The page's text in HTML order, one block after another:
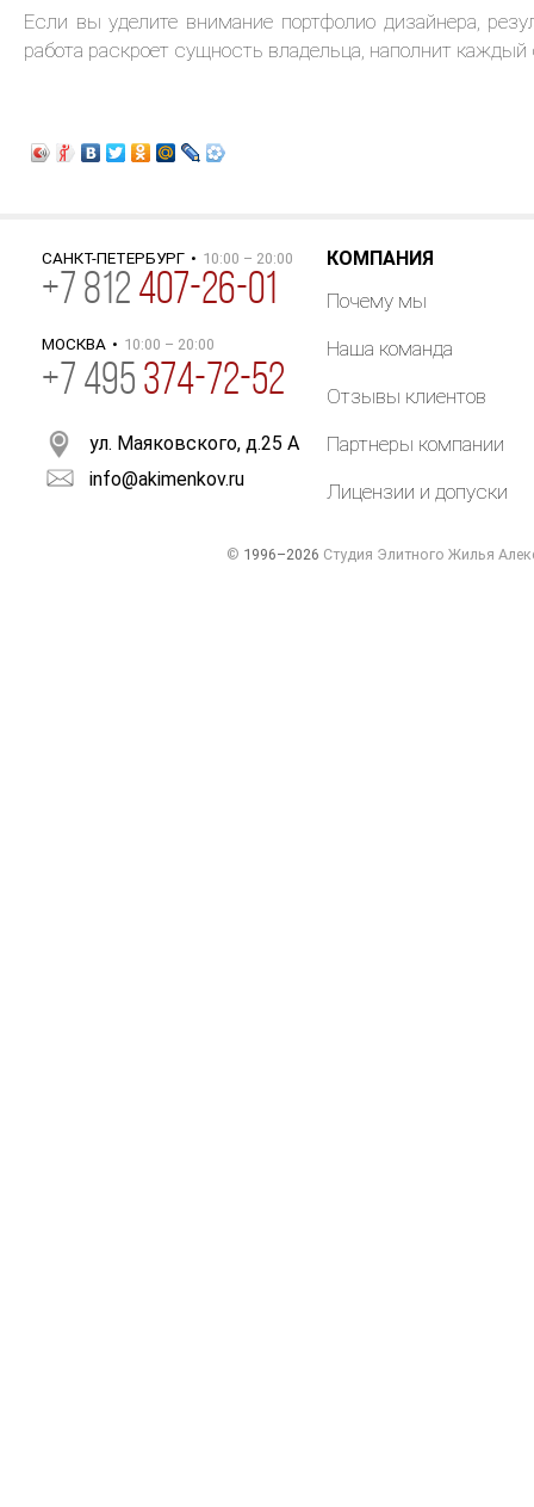
Если вы уделите внимание портфолио дизайнера,
работа раскроет сущность владельца, наполнит
САНКТ-ПЕТЕРБУРГ • 10:00 – 20:00
+7 812 407-26-01
МОСКВА • 10:00 – 20:00
+7 495 374-72-52
ул. Маяковского, д.25 А
info@akimenkov.ru
КОМПАНИЯ
Почему мы
Наша команда
Отзывы клиентов
Партнеры компании
Лицензии и допуски
© 1996–2026 Студия Элитного Жилья